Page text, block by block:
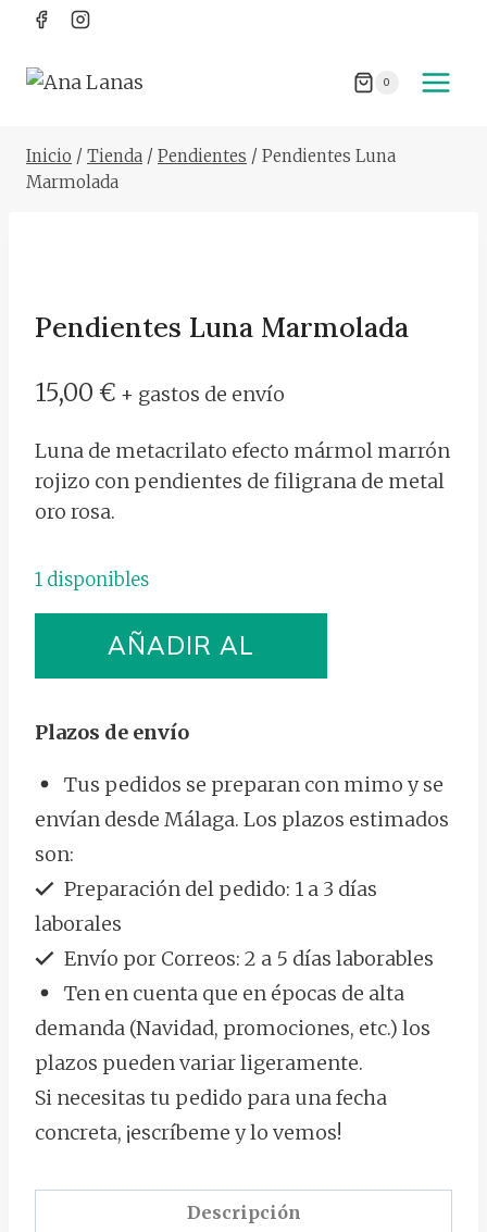
Saltar
contenido
0
Inicio / Tienda / Pendientes / Pendientes Luna
Marmolada
Pendientes Luna Marmolada
15,00 € + gastos de envío
Luna de metacrilato efecto mármol marrón
rojizo con pendientes de filigrana de metal
oro rosa.
1 disponibles
Pendientes
cantidad
AÑADIR AL
Plazos de envío
Tus pedidos se preparan con mimo y se
envían desde Málaga. Los plazos estimados
son:
Preparación del pedido: 1 a 3 días
laborales
Envío por Correos: 2 a 5 días laborables
Ten en cuenta que en épocas de alta
demanda (Navidad, promociones, etc.) los
plazos pueden variar ligeramente.
Si necesitas tu pedido para una fecha
concreta, ¡escríbeme y lo vemos!
Descripción